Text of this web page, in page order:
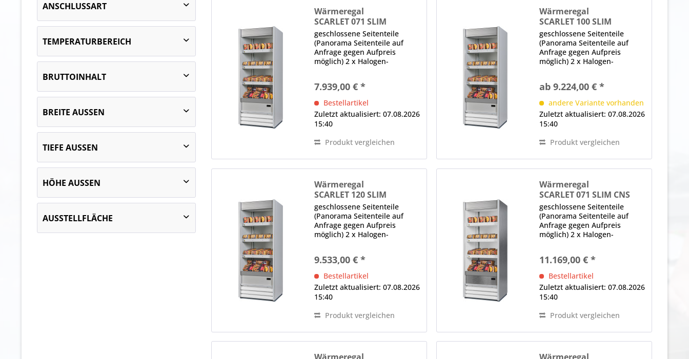
ANSCHLUSSART
TEMPERATURBEREICH
BRUTTOINHALT
von337 l
BREITE AUSSEN
960
TIEFE AUSSEN
HÖHE AUSSEN
AUSSTELLFLÄCHE
Wärmeregal
SCARLET 071 SLIM
geschlossene Seitenteile
(Panorama Seitenteile auf
Anfrage gegen Aufpreis
möglich) 2 x Halogen-
jedem Regalboden)
elektronische Steuerung
Digitalanzeige, Hauptschalter
Hinweis: Maßangaben...
7.939,00 € *
Bestellartikel
Zuletzt aktualisiert: 07.08.2026
15:40
Produkt vergleichen
Wärmeregal
SCARLET 100 SLIM
geschlossene Seitenteile
(Panorama Seitenteile auf
Anfrage gegen Aufpreis
möglich) 2 x Halogen-
jedem Regalboden)
elektronische Steuerung
Digitalanzeige, Hauptschalter
Hinweis: Maßangaben...
ab 9.224,00 € *
andere Variante vorhanden
Zuletzt aktualisiert: 07.08.2026
15:40
Produkt vergleichen
Wärmeregal
SCARLET 120 SLIM
geschlossene Seitenteile
(Panorama Seitenteile auf
Anfrage gegen Aufpreis
möglich) 2 x Halogen-
jedem Regalboden)
elektronische Steuerung
Digitalanzeige, Hauptschalter
Hinweis: Maßangaben...
9.533,00 € *
Bestellartikel
Zuletzt aktualisiert: 07.08.2026
15:40
Produkt vergleichen
Wärmeregal
SCARLET 071 SLIM CNS
geschlossene Seitenteile
(Panorama Seitenteile auf
Anfrage gegen Aufpreis
möglich) 2 x Halogen-
jedem Regalboden)
elektronische Steuerung
Digitalanzeige, Hauptschalter
Hinweis: Maßangaben...
11.169,00 € *
Bestellartikel
Zuletzt aktualisiert: 07.08.2026
15:40
Produkt vergleichen